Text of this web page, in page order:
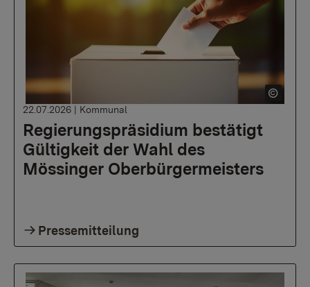
Regierungspräsidium bestätigt
Gültigkeit der Wahl des
Mössinger Oberbürgermeisters
22.07.2026 | Kommunal
Pressemitteilung